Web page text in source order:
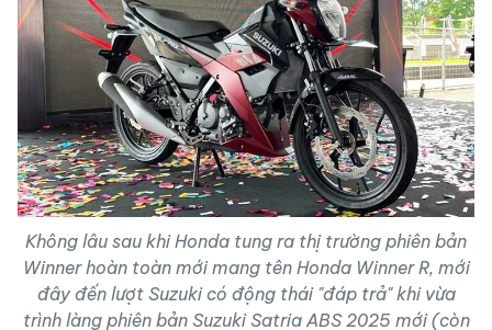
Không lâu sau khi Honda tung ra thị trường phiên bản
Winner hoàn toàn mới mang tên Honda Winner R, mới
đây đến lượt Suzuki có động thái "đáp trả" khi vừa
trình làng phiên bản Suzuki Satria ABS 2025 mới (còn